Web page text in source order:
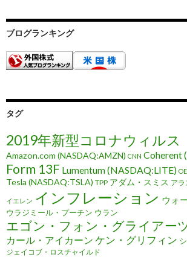
ブログランキング
タグ
2019年新型コロナウィルス
Amazon.com (NASDAQ:AMZN) CNN Coherent
Form 13F Lumentum (NASDAQ:LITE)
Tesla (NASDAQ:TSLA) TPP アダム・スミス ア
イエレン インフレーション ウォ
ウラジミール・プーチン ウラン
エゴン・フォン・グライアー
カール・アイカーン ケン・グリフィン
ジェイコブ・ロスチャイルド